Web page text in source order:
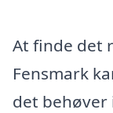
At finde det
Fensmark
det